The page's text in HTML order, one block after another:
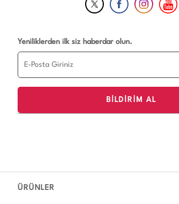
Yeniliklerden ilk siz haberdar olun.
ÜRÜNLER